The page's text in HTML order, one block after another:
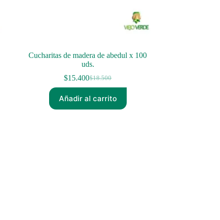
Cucharitas de madera de abedul x 100
uds.
$18.500
El
original
era:
$15.400El
actual
es:
Añadir al carrito